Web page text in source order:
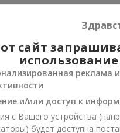
Все фото
Заказать
сайт
реклама
и/или доступ к
с Вашего устройства
будет доступна